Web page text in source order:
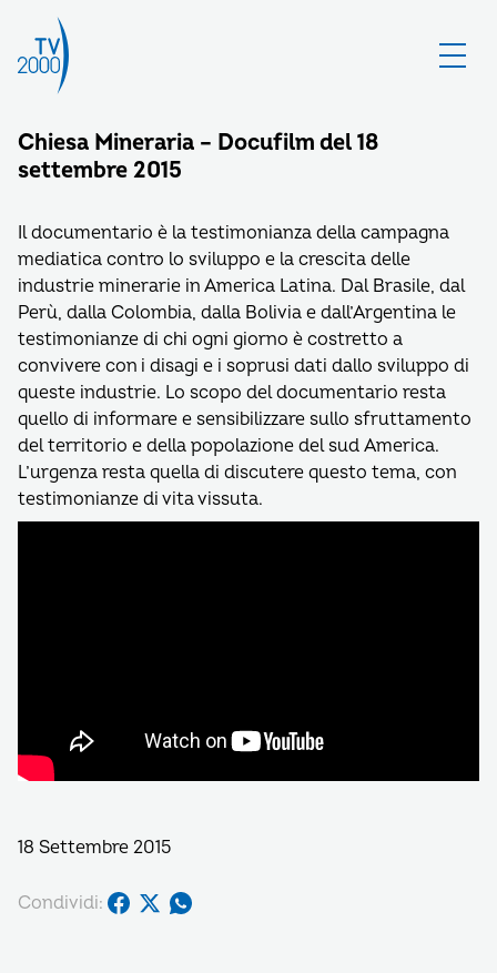
Chiesa Mineraria – Docufilm del 18
settembre 2015
Il documentario è la testimonianza della campagna
mediatica contro lo sviluppo e la crescita delle
industrie minerarie in America Latina. Dal Brasile, dal
Perù, dalla Colombia, dalla Bolivia e dall’Argentina le
testimonianze di chi ogni giorno è costretto a
convivere con i disagi e i soprusi dati dallo sviluppo di
queste industrie. Lo scopo del documentario resta
quello di informare e sensibilizzare sullo sfruttamento
del territorio e della popolazione del sud America.
L’urgenza resta quella di discutere questo tema, con
testimonianze di vita vissuta.
18 Settembre 2015
Condividi: